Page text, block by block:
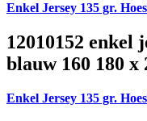
Enkel Jersey 135 gr.
12010152 enkel
blauw 160 180 x
Enkel Jersey 135 gr.